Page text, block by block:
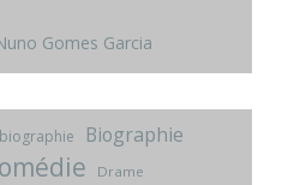
Gomes Garcia
Biographie
Drame